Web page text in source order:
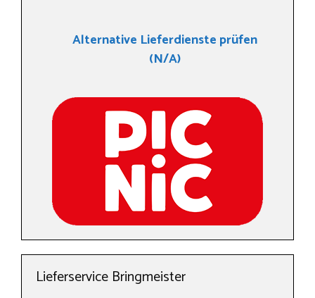
Alternative Lieferdienste prüfen
(N/A)
Lieferservice Bringmeister